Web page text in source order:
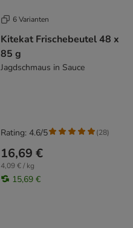
6 Varianten
Kitekat Frischebeutel 48 x
85 g
Jagdschmaus in Sauce
16,69 €
4,09 € / kg
15,69 €
Rating: 4.6/5 (28)